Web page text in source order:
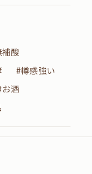
酸
#樽感強い
酒